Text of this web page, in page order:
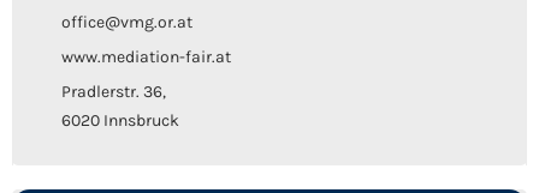
office@vmg.or.at
www.mediation-fair.at
Pradlerstr. 36,
6020 Innsbruck